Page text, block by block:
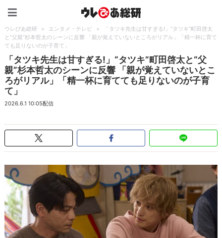
ウレぴあ総研 > エンタメ・テレビ >
「タツキ先生は甘すぎる!」“タツキ”町田啓太
と“父親”杉本哲太のシーンに反響 「親が覚えていないところがリアル」「精一杯に育て
ても足りないのが子育て」
「タツキ先生は甘すぎる!」“タツキ”町田啓太と“父
親”杉本哲太のシーンに反響 「親が覚えていないとこ
ろがリアル」「精一杯に育てても足りないのが子育
て」
2026.6.1 10:05配信